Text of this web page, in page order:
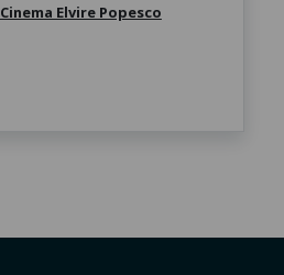
Cinema Elvire Popesco